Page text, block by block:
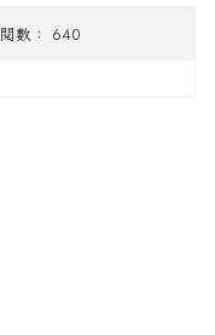
數： 640